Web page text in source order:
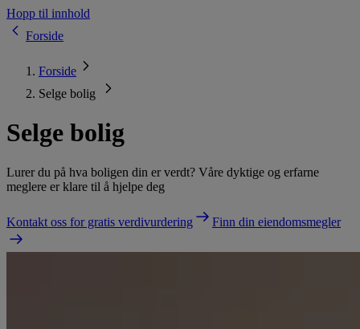
Hopp til innhold
Forside
Forside
Selge bolig
Selge bolig
Lurer du på hva boligen din er verdt? Våre dyktige og erfarne
meglere er klare til å hjelpe deg
Kontakt oss for gratis verdivurdering Finn din eiendomsmegler